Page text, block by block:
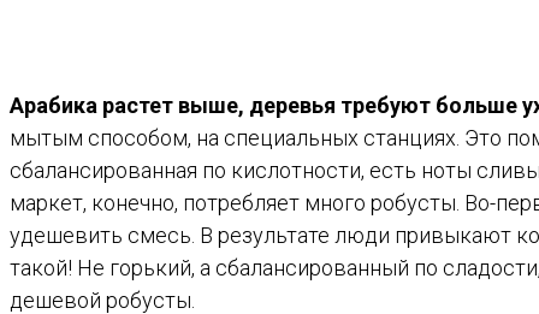
Арабика растет выше, деревья требуют больше
мытым способом, на специальных станциях. Это
сбалансированная по кислотности, есть ноты
маркет, конечно, потребляет много робусты. Во-
удешевить смесь. В результате люди привыкают
такой! Не горький, а сбалансированный по
дешевой робусты.